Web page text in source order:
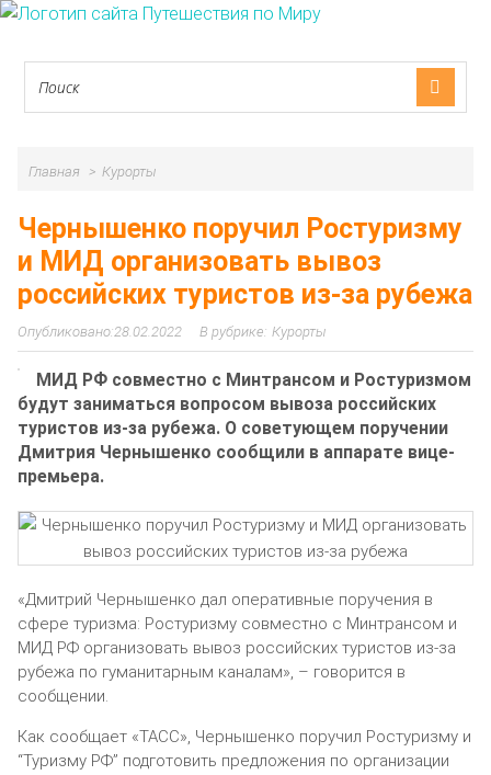
Главная Курорты
Чернышенко поручил Ростуризму
и МИД организовать вывоз
российских туристов из-за рубежа
28.02.2022 Курорты
МИД РФ совместно с Минтрансом и Ростуризмом
будут заниматься вопросом вывоза российских
туристов из-за рубежа. О советующем поручении
Дмитрия Чернышенко сообщили в аппарате вице-
премьера.
«Дмитрий Чернышенко дал оперативные поручения в
сфере туризма: Ростуризму совместно с Минтрансом и
МИД РФ организовать вывоз российских туристов из-за
рубежа по гуманитарным каналам», – говорится в
сообщении.
Как сообщает «ТАСС», Чернышенко поручил Ростуризму и
“Туризму РФ” подготовить предложения по организации